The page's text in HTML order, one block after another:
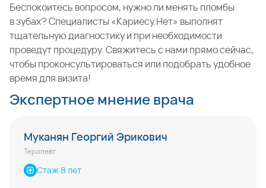
Беспокоитесь вопросом, нужно ли менять пломбы
в зубах? Специалисты «Кариесу.Нет» выполнят
тщательную диагностику и при необходимости
проведут процедуру. Свяжитесь с нами прямо сейчас,
чтобы проконсультироваться или подобрать удобное
время для визита!
Экспертное мнение врача
Муканян Георгий Эрикович
Терапевт
Стаж 8 лет